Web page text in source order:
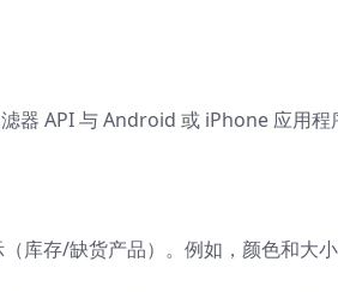
器 API 与 Android 或 iPhone 应用程
库存/缺货产品）。例如，颜色和大小